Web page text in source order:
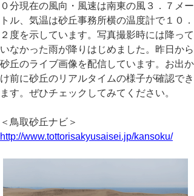
０分現在の風向・風速は南東の風３．７メー
トル、気温は砂丘事務所横の温度計で１０．
２度を示しています。写真撮影時には降って
いなかった雨が降りはじめました。昨日から
砂丘のライブ画像を配信しています。お出か
け前に砂丘のリアルタイムの様子が確認でき
ます。ぜひチェックしてみてください。
＜鳥取砂丘ナビ＞
http://www.tottorisakyusaisei.jp/kansoku/